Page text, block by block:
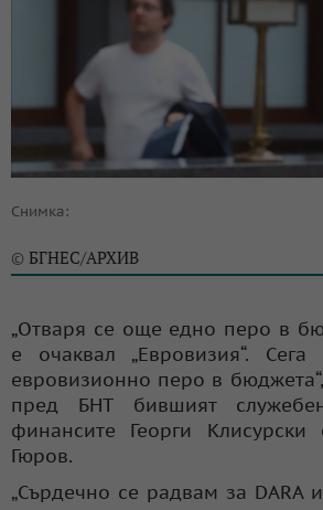
Снимка:
© БГНЕС/АРХИВ
„Отваря се още едно перо в
е очаквал „Евровизия“.
евровизионно перо в
пред БНТ бившият
финансите Георги
Гюров.
„Сърдечно се радвам за DARA